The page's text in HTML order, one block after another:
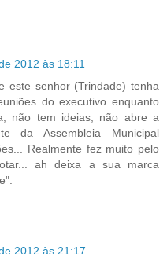
2012 às 18:11
este senhor (Trindade) tenha
do executivo enquanto
não tem ideias, não abre a
da Assembleia Municipal
Realmente fez muito pelo
ah deixa a sua marca
2012 às 21:17